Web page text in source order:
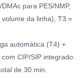
para PES/NMP,
da linha), T3 =
automática (T4) +
CIP/SIP integrado:
de 30 min.